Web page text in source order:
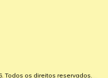
Todos os direitos reservados.